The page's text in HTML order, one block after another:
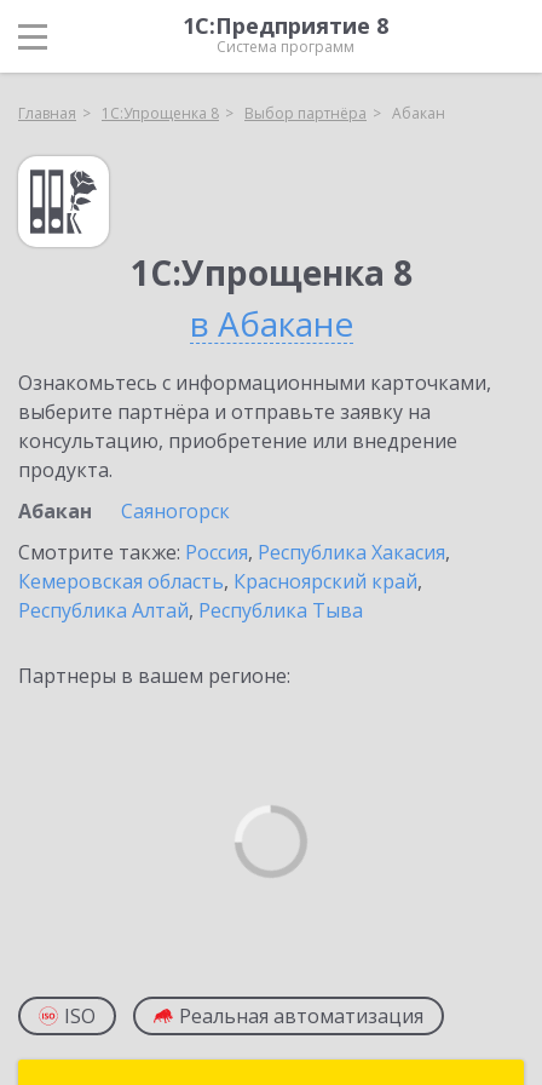
1С:Предприятие 8
Система программ
Главная 1С:Упрощенка 8 Выбор партнёра Абакан
1С:Упрощенка 8
в Абакане
Ознакомьтесь с информационными карточками,
выберите партнёра и отправьте заявку на
консультацию, приобретение или внедрение
продукта.
Абакан
Саяногорск
Смотрите также: Россия, Республика Хакасия,
Кемеровская область, Красноярский край,
Республика Алтай, Республика Тыва
Партнеры в вашем регионе:
ISO Реальная автоматизация